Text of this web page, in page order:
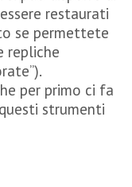
restaurati
se permettete
repliche
per primo ci fa
strumenti